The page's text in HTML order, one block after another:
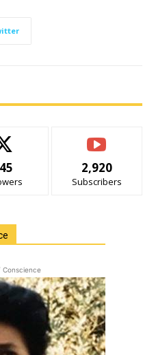
2,920
Subscribers
Conscience